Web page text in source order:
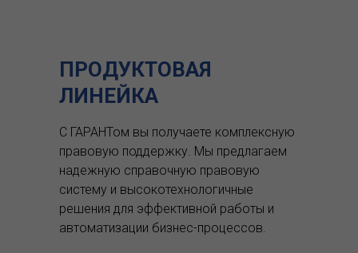
ПРОДУКТОВАЯ
ЛИНЕЙКА
С ГАРАНТом вы получаете комплексную
правовую поддержку. Мы предлагаем
надежную справочную правовую
систему и высокотехнологичные
решения для эффективной работы и
автоматизации бизнес-процессов.